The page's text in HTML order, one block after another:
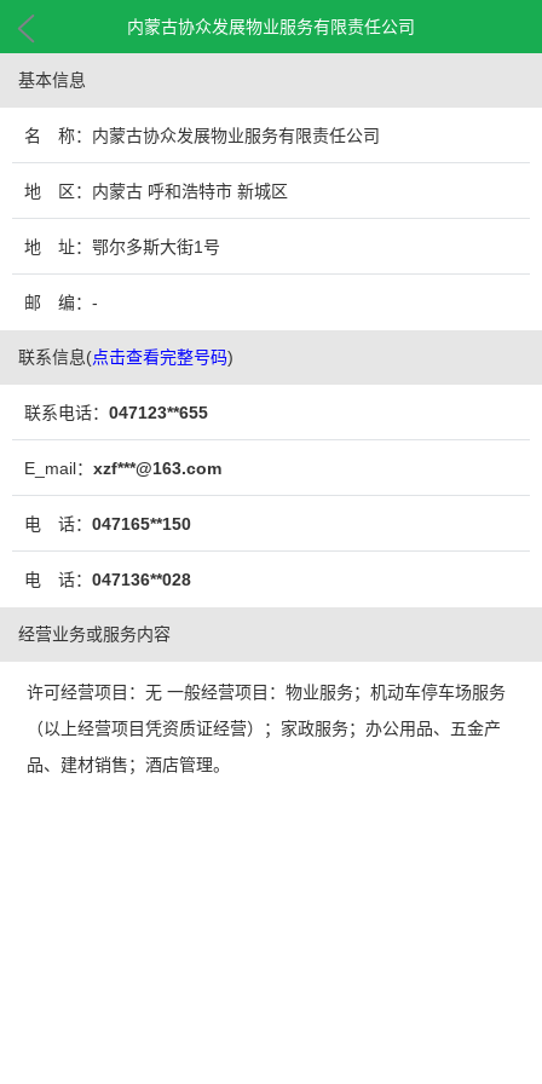
内蒙古协众发展物业服务有限责任公司
基本信息
名 称：内蒙古协众发展物业服务有限责任公司
地 区：内蒙古 呼和浩特市 新城区
地 址：鄂尔多斯大街1号
邮 编：-
联系信息(点击查看完整号码)
联系电话： 047123**655
E_mail： xzf***@163.com
电 话： 047165**150
电 话： 047136**028
经营业务或服务内容
许可经营项目：无 一般经营项目：物业服务；机动车停车场服务
（以上经营项目凭资质证经营）；家政服务；办公用品、五金产
品、建材销售；酒店管理。